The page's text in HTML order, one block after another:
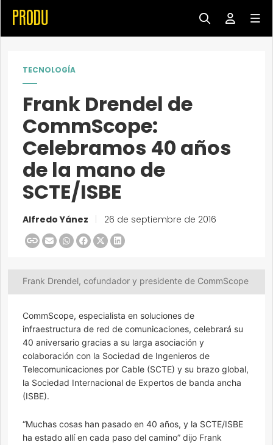
TECNOLOGÍA
Frank Drendel de
CommScope:
Celebramos 40 años
de la mano de
SCTE/ISBE
Alfredo Yánez 26 de septiembre de 2016
Frank Drendel, cofundador y presidente de CommScope
CommScope, especialista en soluciones de
infraestructura de red de comunicaciones, celebrará su
40 aniversario gracias a su larga asociación y
colaboración con la Sociedad de Ingenieros de
Telecomunicaciones por Cable (SCTE) y su brazo global,
la Sociedad Internacional de Expertos de banda ancha
(ISBE).
“Muchas cosas han pasado en 40 años, y la SCTE/ISBE
ha estado allí en cada paso del camino” dijo Frank